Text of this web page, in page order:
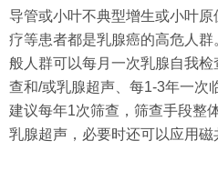
导管或小叶不典型增生或小叶
疗等患者都是乳腺癌的高危人
般人群可以每月一次乳腺自我
查和/或乳腺超声、每1-3年一次
建议每年1次筛查，筛查手段整
乳腺超声，必要时还可以应用磁